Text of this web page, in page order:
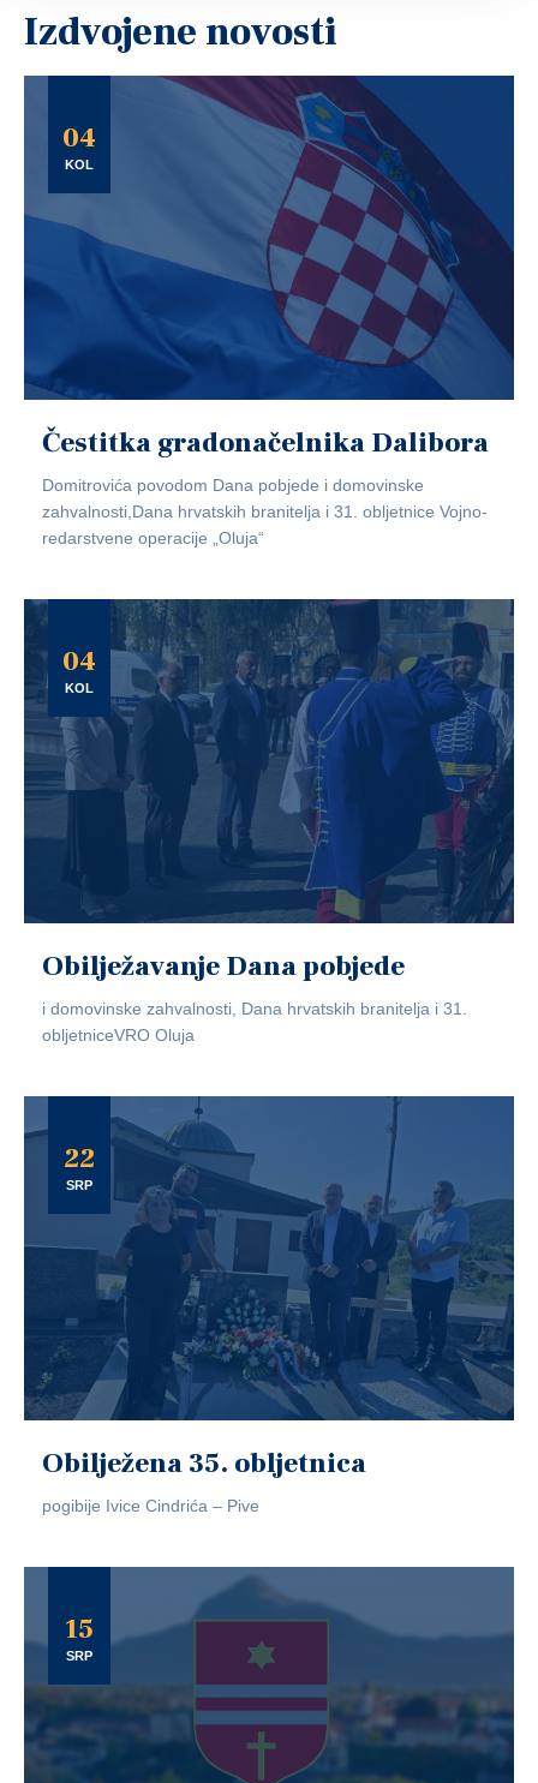
Izdvojene novosti
04
KOL
Čestitka gradonačelnika Dalibora
Domitrovića povodom Dana pobjede i domovinske
zahvalnosti,Dana hrvatskih branitelja i 31. obljetnice Vojno-
redarstvene operacije „Oluja“
04
KOL
Obilježavanje Dana pobjede
i domovinske zahvalnosti, Dana hrvatskih branitelja i 31.
obljetniceVRO Oluja
22
SRP
Obilježena 35. obljetnica
pogibije Ivice Cindrića – Pive
15
SRP